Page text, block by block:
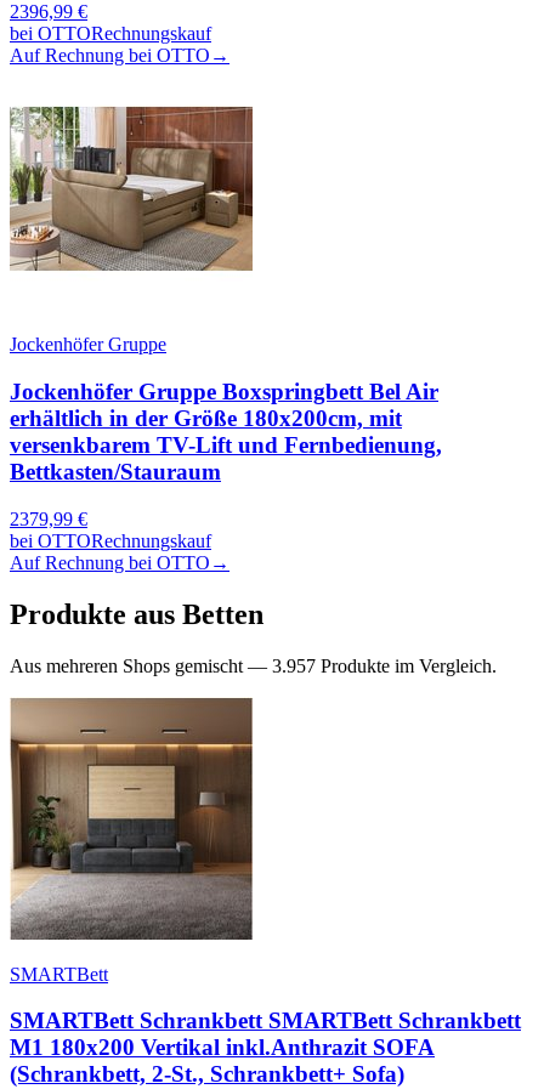
2396,99 €
bei OTTORechnungskauf
Auf Rechnung bei OTTO →
Jockenhöfer Gruppe
Jockenhöfer Gruppe Boxspringbett Bel Air
erhältlich in der Größe 180x200cm, mit
versenkbarem TV-Lift und Fernbedienung,
Bettkasten/Stauraum
2379,99 €
bei OTTORechnungskauf
Auf Rechnung bei OTTO →
Produkte aus Betten
Aus mehreren Shops gemischt — 3.957 Produkte im Vergleich.
SMARTBett
SMARTBett Schrankbett SMARTBett Schrankbett
M1 180x200 Vertikal inkl.Anthrazit SOFA
(Schrankbett, 2-St., Schrankbett+ Sofa)